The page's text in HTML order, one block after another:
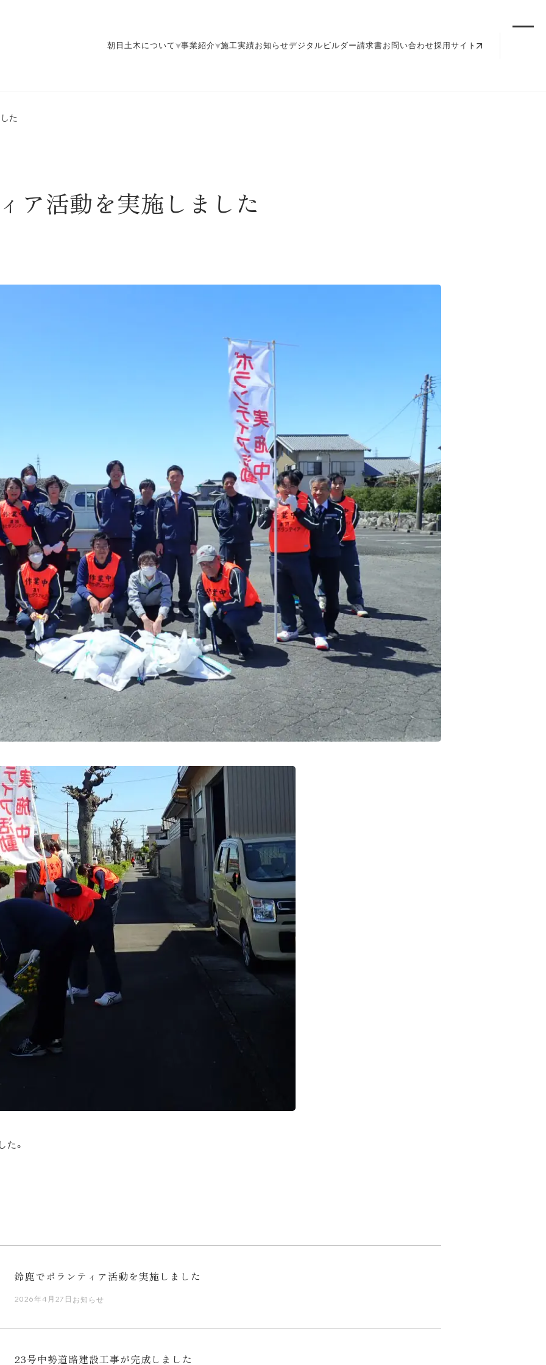
朝日土木について 事業紹介 施工実績お知らせデジタルビルダー請求書お問い合わせ採用サイト
た
ア活動を実施しました
。
鈴鹿でボランティア活動を実施しました
2026年4月27日 お知らせ
23号中勢道路建設工事が完成しました